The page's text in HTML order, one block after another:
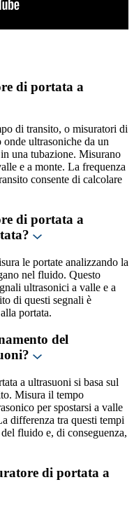
di portata a
di transito, o misuratori di
ultrasoniche da un
una tubazione. Misurano
e a monte. La frequenza
consente di calcolare
di portata a
le portate analizzando la
nel fluido. Questo
ultrasonici a valle e a
di questi segnali è
portata.
del
a ultrasuoni si basa sul
Misura il tempo
per spostarsi a valle
differenza tra questi tempi
fluido e, di conseguenza,
di portata a